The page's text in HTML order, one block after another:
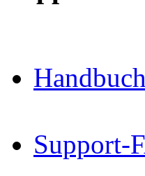
Support-